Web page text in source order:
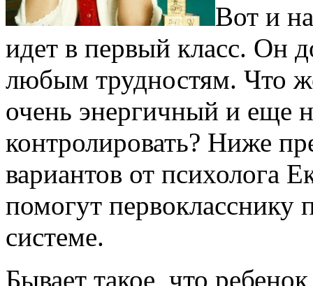
Вот и
идет в первый класс. Он
любым трудностям. Что
очень энергичный и еще
контролировать? Ниже
вариантов от психолога
помогут первокласснику
системе.
Бывает такое, что